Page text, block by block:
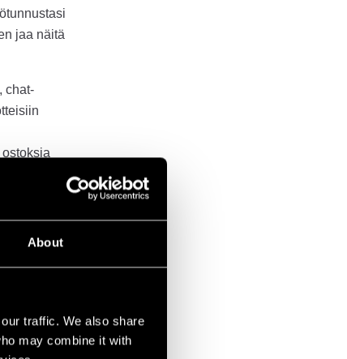
About
traffic. We also share
may combine it with
jaa näitä
chat-
löytyvää
olemme
kuitenkaan